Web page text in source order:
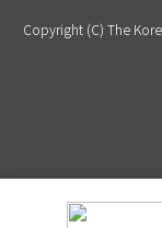
Copyright (C) The